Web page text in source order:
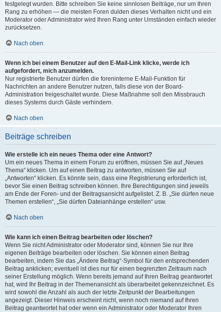
festgelegt wurden. Bitte schreiben Sie keine sinnlosen Beiträge, nur um Ihren
Rang zu erhöhen — die meisten Foren dulden dieses Verhalten nicht und ein
Moderator oder Administrator wird Ihren Rang unter Umständen einfach wieder
zurücksetzen.
Nach oben
Wenn ich bei einem Benutzer auf den E-Mail-Link klicke, werde ich
aufgefordert, mich anzumelden.
Nur registrierte Benutzer dürfen die foreninterne E-Mail-Funktion für
Nachrichten an andere Benutzer nutzen, falls diese von der Board-
Administration freigeschaltet wurde. Diese Maßnahme soll den Missbrauch
dieses Systems durch Gäste verhindern.
Nach oben
Beiträge schreiben
Wie erstelle ich ein neues Thema oder eine Antwort?
Um ein neues Thema in einem Forum zu eröffnen, müssen Sie auf „Neues
Thema“ klicken. Um auf einen Beitrag zu antworten, müssen Sie auf
„Antworten“ klicken. Es könnte sein, dass eine Registrierung erforderlich ist,
bevor Sie einen Beitrag schreiben können. Ihre Berechtigungen sind jeweils
am Ende der Foren- und der Beitragsansicht aufgelistet. Z. B. „Sie dürfen neue
Themen erstellen“, „Sie dürfen Dateianhänge erstellen“ usw.
Nach oben
Wie kann ich einen Beitrag bearbeiten oder löschen?
Wenn Sie nicht Administrator oder Moderator sind, können Sie nur Ihre
eigenen Beiträge bearbeiten oder löschen. Sie können einen Beitrag
bearbeiten, indem Sie das „Ändere Beitrag“-Symbol für den entsprechenden
Beitrag anklicken; eventuell ist dies nur für einen begrenzten Zeitraum nach
seiner Erstellung möglich. Wenn bereits jemand auf Ihren Beitrag geantwortet
hat, wird Ihr Beitrag in der Themenansicht als überarbeitet gekennzeichnet. Es
wird sowohl die Anzahl als auch der letzte Zeitpunkt der Bearbeitungen
angezeigt. Dieser Hinweis erscheint nicht, wenn noch niemand auf Ihren
Beitrag geantwortet hat oder wenn ein Administrator oder Moderator Ihren